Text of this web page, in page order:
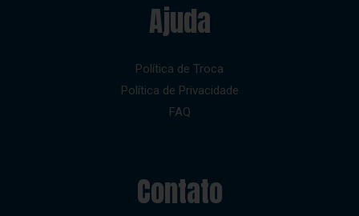
Ajuda
Política de Troca
Política de Privacidade
FAQ
Contato